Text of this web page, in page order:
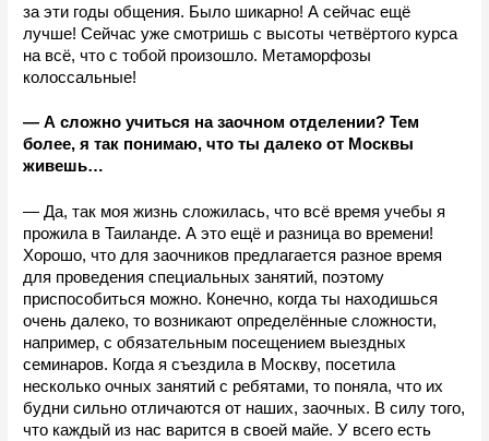
за эти годы общения. Было шикарно! А сейчас ещё
лучше! Сейчас уже смотришь с высоты четвёртого курса
на всё, что с тобой произошло. Метаморфозы
колоссальные!
— А сложно учиться на заочном отделении? Тем
более, я так понимаю, что ты далеко от Москвы
живешь…
— Да, так моя жизнь сложилась, что всё время учебы я
прожила в Таиланде. А это ещё и разница во времени!
Хорошо, что для заочников предлагается разное время
для проведения специальных занятий, поэтому
приспособиться можно. Конечно, когда ты находишься
очень далеко, то возникают определённые сложности,
например, с обязательным посещением выездных
семинаров. Когда я съездила в Москву, посетила
несколько очных занятий с ребятами, то поняла, что их
будни сильно отличаются от наших, заочных. В силу того,
что каждый из нас варится в своей майе. У всего есть